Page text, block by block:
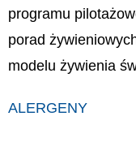
programu
porad
modelu żywienia
ALERGENY